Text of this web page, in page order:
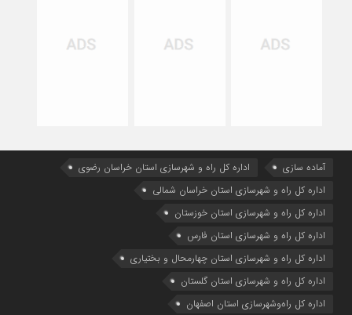
آماده سازی
اداره كل راه و شهرسازي استان خراسان رضوي
اداره كل راه و شهرسازي استان خراسان شمالي
اداره كل راه و شهرسازي استان خوزستان
اداره كل راه و شهرسازي استان فارس
اداره كل راه و شهرسازي استان چهارمحال و بختياري
اداره كل راه و شهرسازي استان گلستان
اداره كل راه‌و‌شهرسازي استان اصفهان